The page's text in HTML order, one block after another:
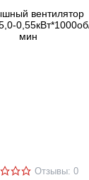
Отзывы: 0